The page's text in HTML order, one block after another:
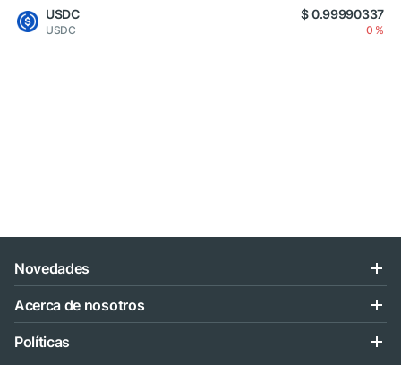
USDC
USDC
$ 0.99990337
0 %
Novedades
Acerca de nosotros
Políticas